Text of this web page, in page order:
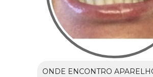
ONDE ENCONTRO